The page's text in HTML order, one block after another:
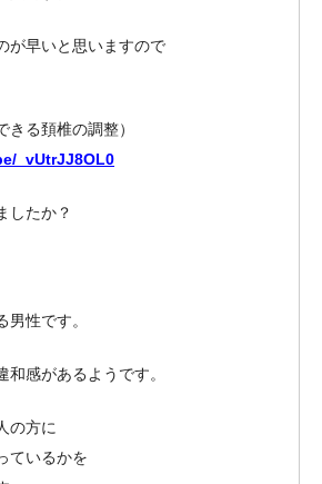
が早いと思いますので
きる頚椎の調整）
_vUtrJJ8OL0
したか？
性です。
感があるようです。
の方に
ているかを